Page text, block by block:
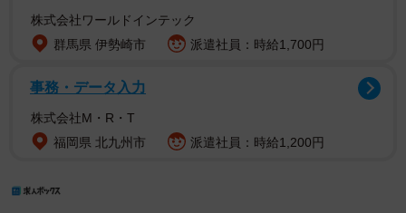
株式会社ワールドインテック
群馬県 伊勢崎市
派遣社員：時給1,700円
事務・データ入力
株式会社M・R・T
福岡県 北九州市
派遣社員：時給1,200円